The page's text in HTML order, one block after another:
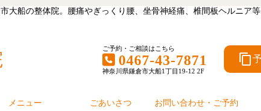
大船の整体院。腰痛やぎっくり腰、坐骨神経痛、椎間板ヘルニア
ご予約・ご相談はこちら
0467-43-7871
神奈川県鎌倉市大船1丁目19-12 2F
content_copy
メニュー ごあいさつ お問い合わせ・ご予約